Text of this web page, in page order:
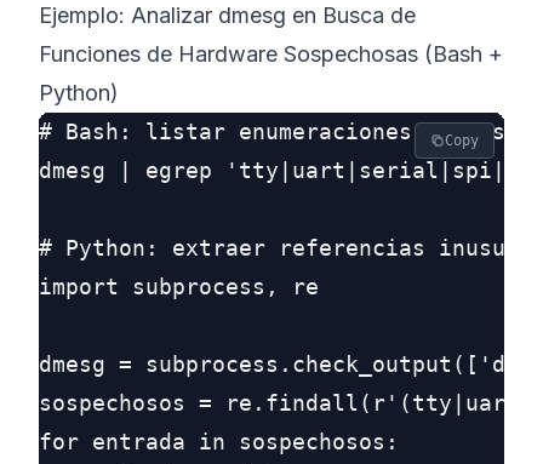
Ejemplo: Analizar dmesg en Busca de
Funciones de Hardware Sospechosas (Bash +
Python)
# Bash: listar enumeraciones de
dmesg | egrep
# Python: extraer referencias
import subprocess, re
dmesg =
sospechosos =
for entrada in sospechosos:
Copy